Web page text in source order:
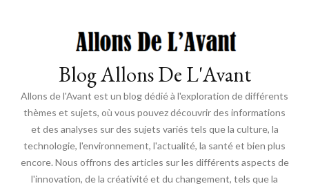
Blog Allons De L'Avant
Allons de l'Avant est un blog dédié à l'exploration de différents
thèmes et sujets, où vous pouvez découvrir des informations
et des analyses sur des sujets variés tels que la culture, la
technologie, l'environnement, l'actualité, la santé et bien plus
encore. Nous offrons des articles sur les différents aspects de
l'innovation, de la créativité et du changement, tels que la